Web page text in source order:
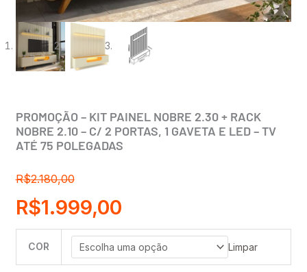
PROMOÇÃO – KIT PAINEL NOBRE 2.30 + RACK
NOBRE 2.10 – C/ 2 PORTAS, 1 GAVETA E LED – TV
ATÉ 75 POLEGADAS
R$2.180,00
O
preço
original
R$1.999,00
O
preço
atual
COR Limpar
PROMOÇÃO
-